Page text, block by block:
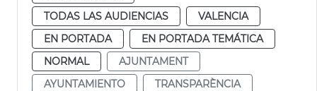
TODAS LAS AUDIENCIAS
VALENCIA
EN PORTADA
EN PORTADA TEMÁTICA
NORMAL
AJUNTAMENT
AYUNTAMIENTO
TRANSPARÈNCIA